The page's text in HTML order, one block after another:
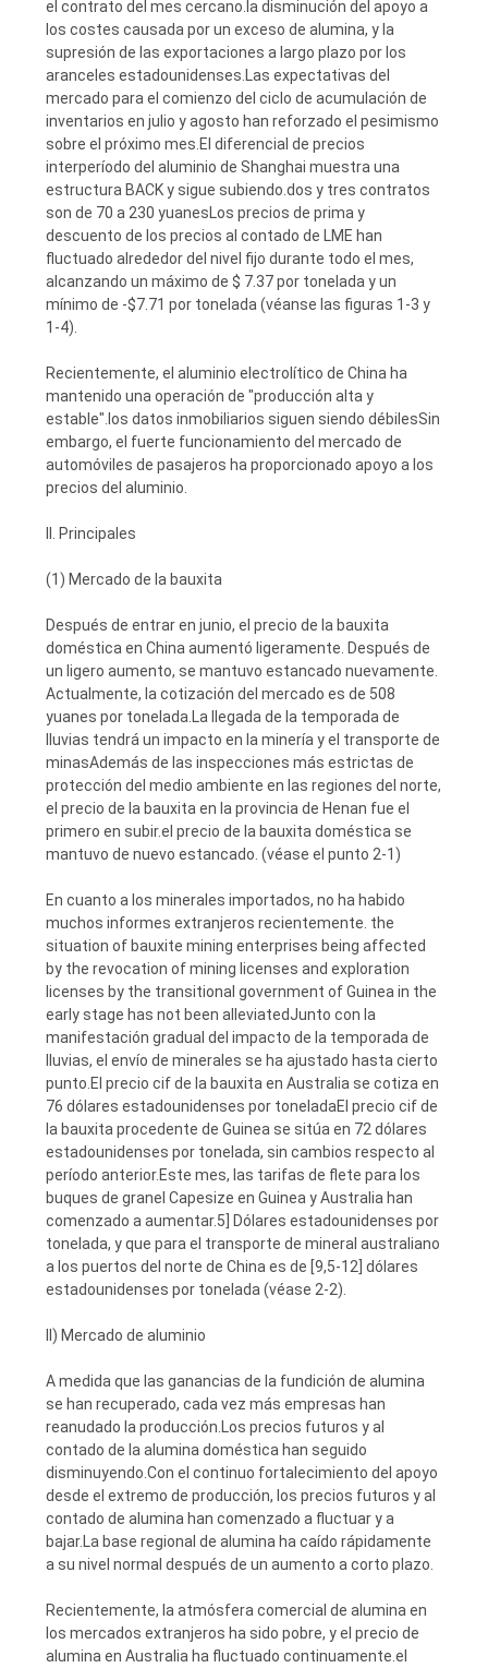
el contrato del mes cercano.la disminución del apoyo a
los costes causada por un exceso de alumina, y la
supresión de las exportaciones a largo plazo por los
aranceles estadounidenses.Las expectativas del
mercado para el comienzo del ciclo de acumulación de
inventarios en julio y agosto han reforzado el pesimismo
sobre el próximo mes.El diferencial de precios
interperíodo del aluminio de Shanghai muestra una
estructura BACK y sigue subiendo.dos y tres contratos
son de 70 a 230 yuanesLos precios de prima y
descuento de los precios al contado de LME han
fluctuado alrededor del nivel fijo durante todo el mes,
alcanzando un máximo de $ 7.37 por tonelada y un
mínimo de -$7.71 por tonelada (véanse las figuras 1-3 y
1-4).
Recientemente, el aluminio electrolítico de China ha
mantenido una operación de "producción alta y
estable".los datos inmobiliarios siguen siendo débilesSin
embargo, el fuerte funcionamiento del mercado de
automóviles de pasajeros ha proporcionado apoyo a los
precios del aluminio.
II. Principales
(1) Mercado de la bauxita
Después de entrar en junio, el precio de la bauxita
doméstica en China aumentó ligeramente. Después de
un ligero aumento, se mantuvo estancado nuevamente.
Actualmente, la cotización del mercado es de 508
yuanes por tonelada.La llegada de la temporada de
lluvias tendrá un impacto en la minería y el transporte de
minasAdemás de las inspecciones más estrictas de
protección del medio ambiente en las regiones del norte,
el precio de la bauxita en la provincia de Henan fue el
primero en subir.el precio de la bauxita doméstica se
mantuvo de nuevo estancado. (véase el punto 2-1)
En cuanto a los minerales importados, no ha habido
muchos informes extranjeros recientemente. the
situation of bauxite mining enterprises being affected
by the revocation of mining licenses and exploration
licenses by the transitional government of Guinea in the
early stage has not been alleviatedJunto con la
manifestación gradual del impacto de la temporada de
lluvias, el envío de minerales se ha ajustado hasta cierto
punto.El precio cif de la bauxita en Australia se cotiza en
76 dólares estadounidenses por toneladaEl precio cif de
la bauxita procedente de Guinea se sitúa en 72 dólares
estadounidenses por tonelada, sin cambios respecto al
período anterior.Este mes, las tarifas de flete para los
buques de granel Capesize en Guinea y Australia han
comenzado a aumentar.5] Dólares estadounidenses por
tonelada, y que para el transporte de mineral australiano
a los puertos del norte de China es de [9,5-12] dólares
estadounidenses por tonelada (véase 2-2).
II) Mercado de aluminio
A medida que las ganancias de la fundición de alumina
se han recuperado, cada vez más empresas han
reanudado la producción.Los precios futuros y al
contado de la alumina doméstica han seguido
disminuyendo.Con el continuo fortalecimiento del apoyo
desde el extremo de producción, los precios futuros y al
contado de alumina han comenzado a fluctuar y a
bajar.La base regional de alumina ha caído rápidamente
a su nivel normal después de un aumento a corto plazo.
Recientemente, la atmósfera comercial de alumina en
los mercados extranjeros ha sido pobre, y el precio de
alumina en Australia ha fluctuado continuamente.el